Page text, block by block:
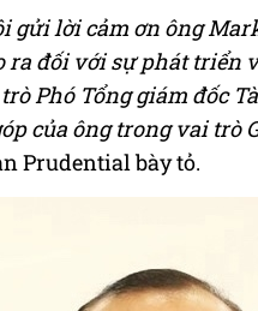
gửi lời cảm ơn ông
ra đối với sự phát
Phó Tổng giám đốc
của ông trong vai trò
Prudential bày tỏ.